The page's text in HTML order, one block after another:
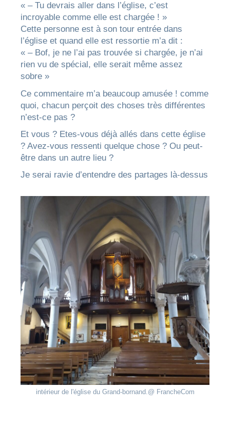
« – Tu devrais aller dans l’église, c’est
incroyable comme elle est chargée ! »
Cette personne est à son tour entrée dans
l’église et quand elle est ressortie m’a dit :
« – Bof, je ne l’ai pas trouvée si chargée, je n’ai
rien vu de spécial, elle serait même assez
sobre »
Ce commentaire m’a beaucoup amusée ! comme
quoi, chacun perçoit des choses très différentes
n’est-ce pas ?
Et vous ? Etes-vous déjà allés dans cette église
? Avez-vous ressenti quelque chose ? Ou peut-
être dans un autre lieu ?
Je serai ravie d’entendre des partages là-dessus
intérieur de l'église du Grand-bornand.@ FrancheCom